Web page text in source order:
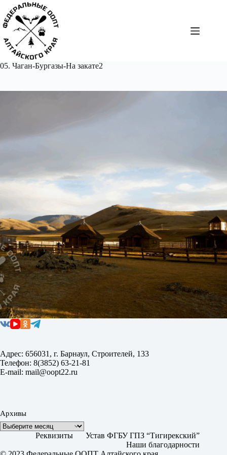
Перейти
сути
05. Чаган-Бургазы-На закате2
Адрес: 656031, г. Барнаул, Строителей, 133
Телефон: 8(3852) 63-21-81
E-mail: mail@oopt22.ru
Архивы
Реквизиты
Устав ФГБУ ГПЗ “Тигирекский”
Наши благодарности